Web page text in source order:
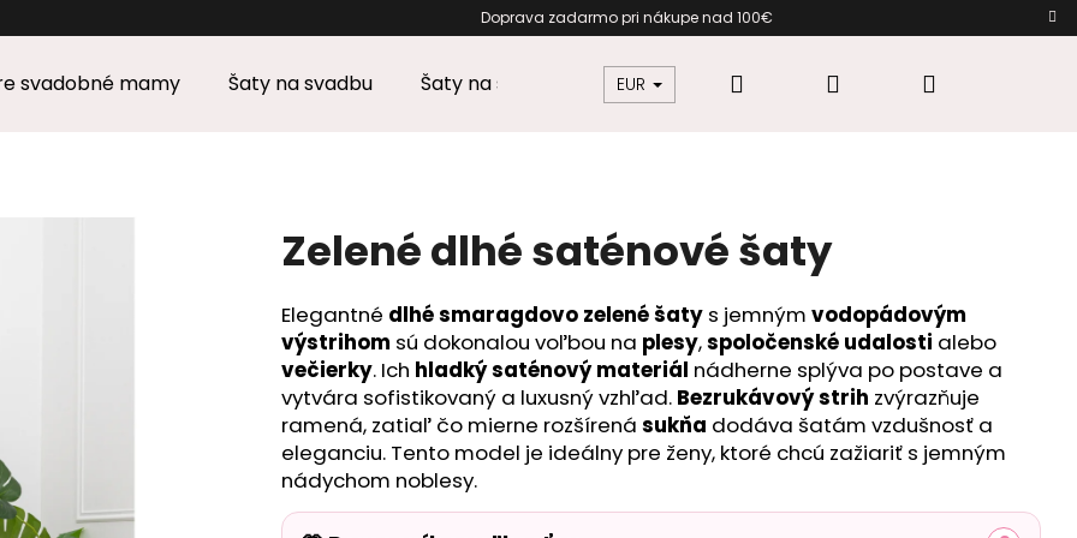
Doprava zadarmo pri nákupe nad
svadobné mamy Šaty na svadbu Šaty na stužkovú Šaty pre moletky Dámska móda
EUR Hľadať Prihlásenie
Zelené dlhé saténové šaty
Elegantné dlhé smaragdovo zelené šaty s jemným vodopádovým
výstrihom sú dokonalou voľbou na plesy,spoločenské udalosti alebo
večierky. Ich hladký saténový materiál nádherne splýva po postave a
vytvára sofistikovaný a luxusný vzhľad. Bezrukávový strih zvýrazňuje
ramená, zatiaľ čo mierne rozšírená sukňa dodáva šatám vzdušnosť a
eleganciu. Tento model je ideálny pre ženy, ktoré chcú zažiariť s jemným
nádychom noblesy.